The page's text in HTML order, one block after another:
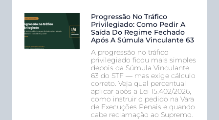
Progressão No Tráfico
Privilegiado: Como Pedir A
Saída Do Regime Fechado
Após A Súmula Vinculante 63
A progressão no tráfico
privilegiado ficou mais simples
depois da Súmula Vinculante
63 do STF — mas exige cálculo
correto. Veja qual percentual
aplicar após a Lei 15.402/2026,
como instruir o pedido na Vara
de Execuções Penais e quando
cabe reclamação ao Supremo.